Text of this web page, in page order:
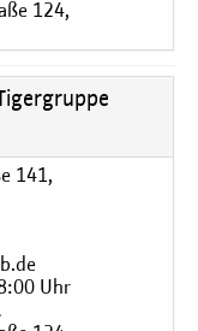
124,
141,
Uhr